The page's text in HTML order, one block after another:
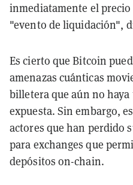
inmediatamente el
"evento de liquidación",
Es cierto que Bitcoin
amenazas cuánticas
billetera que aún no
expuesta. Sin embargo,
actores que han perdido
para exchanges que
depósitos on-chain.